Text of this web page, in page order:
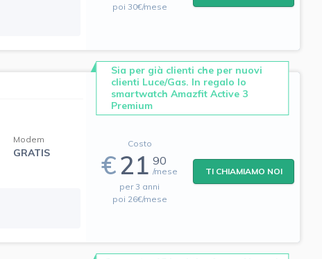
poi 30€/mese
Sia per già clienti che per nuovi
clienti Luce/Gas. In regalo lo
smartwatch Amazfit Active 3
Premium
Modem
GRATIS
Costo
€21 90
/mese
per 3 anni
poi 26€/mese
TI CHIAMIAMO NOI